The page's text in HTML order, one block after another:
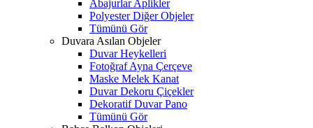
Abajurlar Aplikler
Polyester Diğer Objeler
Tümünü Gör
Duvara Asılan Objeler
Duvar Heykelleri
Fotoğraf Ayna Çerçeve
Maske Melek Kanat
Duvar Dekoru Çiçekler
Dekoratif Duvar Pano
Tümünü Gör